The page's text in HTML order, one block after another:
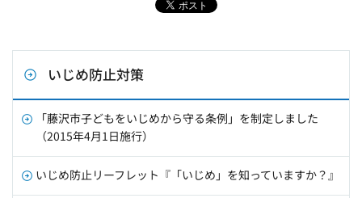
いじめ防止対策
「藤沢市子どもをいじめから守る条例」を制定しました
（2015年4月1日施行）
いじめ防止リーフレット『「いじめ」を知っていますか？』